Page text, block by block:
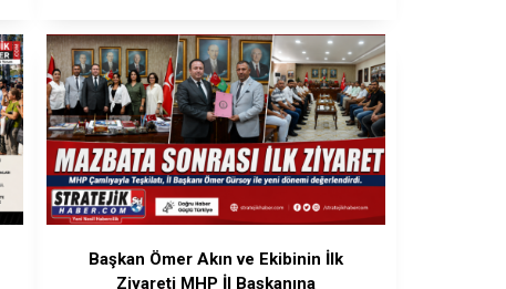
Başkan Ömer Akın ve Ekibinin İlk
Ziyareti MHP İl Başkanına